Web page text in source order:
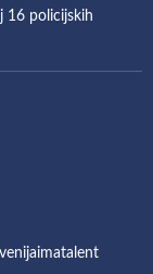
16 policijskih